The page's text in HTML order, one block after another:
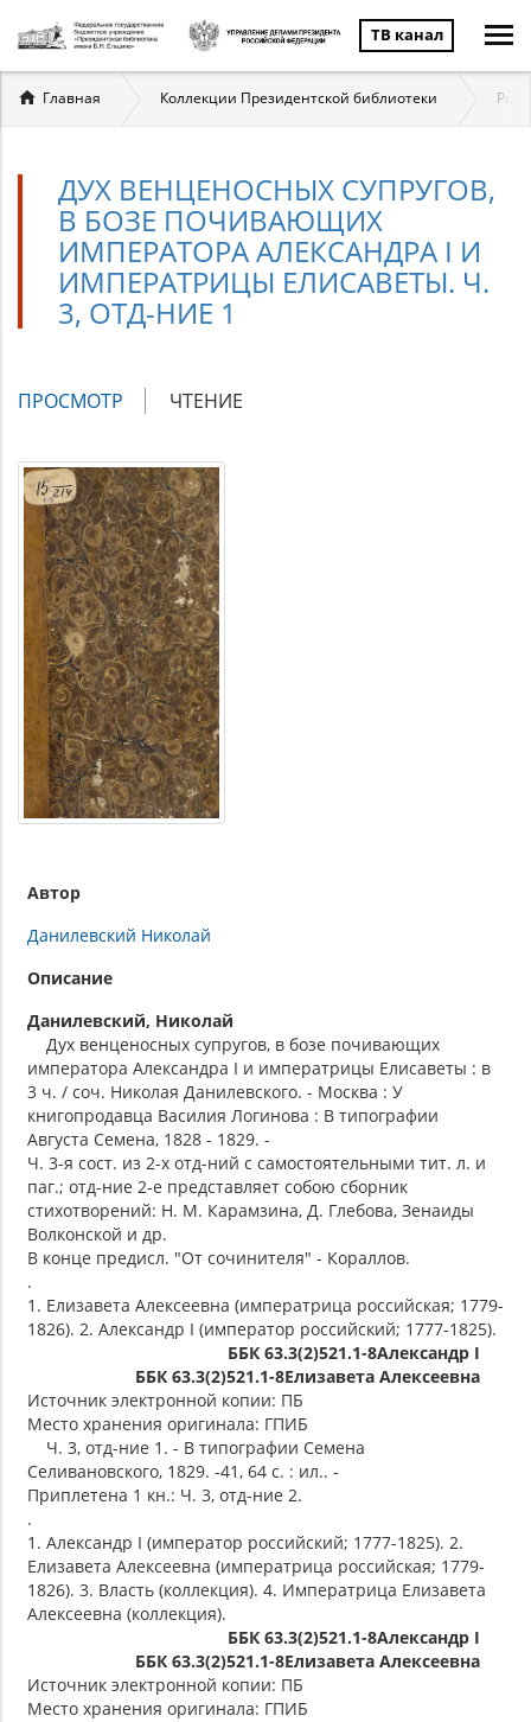
ТВ канал
Вы
здесь
Главная Коллекции Президентской библиотеки
ДУХ ВЕНЦЕНОСНЫХ СУПРУГОВ,
В БОЗЕ ПОЧИВАЮЩИХ
ИМПЕРАТОРА АЛЕКСАНДРА I И
ИМПЕРАТРИЦЫ ЕЛИСАВЕТЫ. Ч.
3, ОТД-НИЕ 1
Главные
ПРОСМОТР (АКТИВНАЯ
ЧТЕНИЕ
Автор
Данилевский Николай
Описание
Данилевский, Николай
Дух венценосных супругов, в бозе почивающих
императора Александра I и императрицы Елисаветы : в
3 ч. / соч. Николая Данилевского. - Москва : У
книгопродавца Василия Логинова : В типографии
Августа Семена, 1828 - 1829. -
Ч. 3-я сост. из 2-х отд-ний с самостоятельными тит. л. и
паг.; отд-ние 2-е представляет собою сборник
стихотворений: Н. М. Карамзина, Д. Глебова, Зенаиды
Волконской и др.
В конце предисл. "От сочинителя" - Кораллов.
.
1. Елизавета Алексеевна (императрица российская; 1779-
1826). 2. Александр I (император российский; 1777-1825).
ББК 63.3(2)521.1-8Александр I
ББК 63.3(2)521.1-8Елизавета Алексеевна
Источник электронной копии: ПБ
Место хранения оригинала: ГПИБ
Ч. 3, отд-ние 1. - В типографии Семена
Селивановского, 1829. -41, 64 с. : ил.. -
Приплетена 1 кн.: Ч. 3, отд-ние 2.
.
1. Александр I (император российский; 1777-1825). 2.
Елизавета Алексеевна (императрица российская; 1779-
1826). 3. Власть (коллекция). 4. Императрица Елизавета
Алексеевна (коллекция).
ББК 63.3(2)521.1-8Александр I
ББК 63.3(2)521.1-8Елизавета Алексеевна
Источник электронной копии: ПБ
Место хранения оригинала: ГПИБ